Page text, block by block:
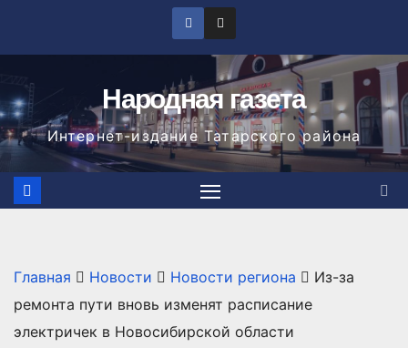
Народная газета
Интернет-издание Татарского района
Главная Новости Новости региона
Из-за
ремонта пути вновь изменят расписание
электричек в Новосибирской области